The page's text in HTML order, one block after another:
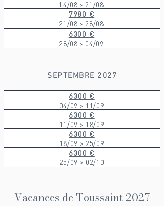
14/08 > 21/08
7980 €
21/08 > 28/08
6300 €
28/08 > 04/09
SEPTEMBRE 2027
6300 €
04/09 > 11/09
6300 €
11/09 > 18/09
6300 €
18/09 > 25/09
6300 €
25/09 > 02/10
Vacances de Toussaint 2027